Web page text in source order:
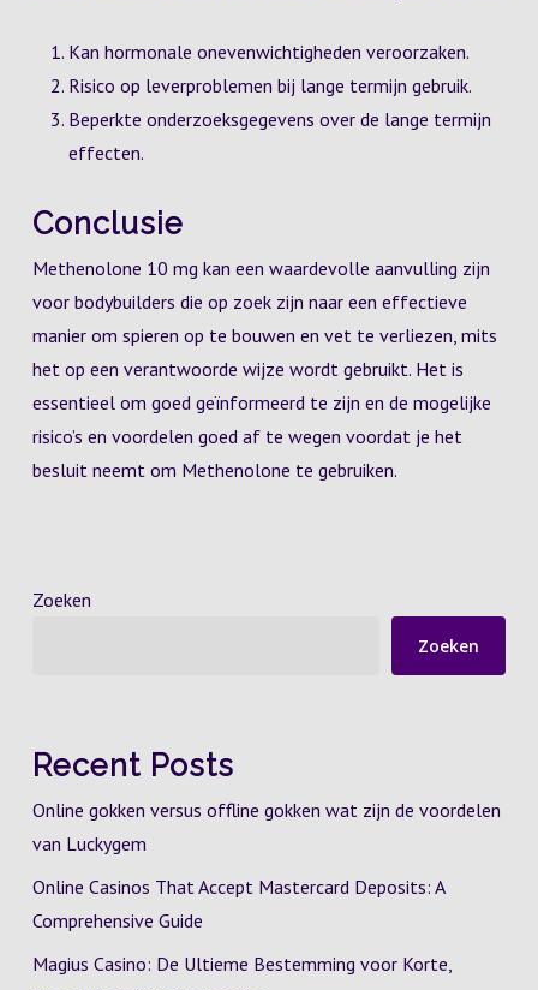
Kan hormonale onevenwichtigheden veroorzaken.
Risico op leverproblemen bij lange termijn gebruik.
Beperkte onderzoeksgegevens over de lange termijn
effecten.
Conclusie
Methenolone 10 mg kan een waardevolle aanvulling zijn
voor bodybuilders die op zoek zijn naar een effectieve
manier om spieren op te bouwen en vet te verliezen, mits
het op een verantwoorde wijze wordt gebruikt. Het is
essentieel om goed geïnformeerd te zijn en de mogelijke
risico’s en voordelen goed af te wegen voordat je het
besluit neemt om Methenolone te gebruiken.
Zoeken
Zoeken
Recent Posts
Online gokken versus offline gokken wat zijn de voordelen
van Luckygem
Online Casinos That Accept Mastercard Deposits: A
Comprehensive Guide
Magius Casino: De Ultieme Bestemming voor Korte,